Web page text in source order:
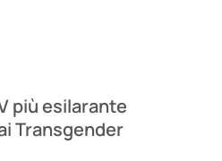
più esilarante
Transgender